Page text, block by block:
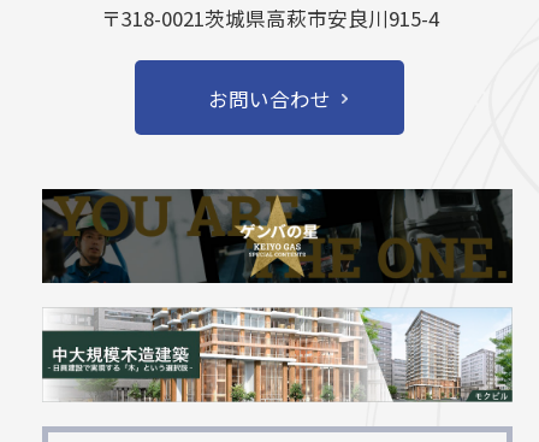
〒318-0021茨城県高萩市安良川915-4
お問い合わせ